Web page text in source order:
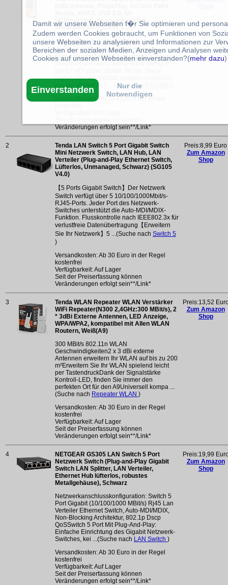
PC/Desktop/Laptop, unterstützt
Windows7/10/11/Linux 3.10+
【AX300 Wi-Fi 6 WLAN Stick】Unterstützt
die Wi-Fi 6-Technologie der nächsten
Generation mit einer Übertragungsrate von
eignet; Der WLANUSB-Adapter unterstützt
nur ein einzelnes F ...(Suche nach
Versandkosten: Ab 30 Euro in der Regel
Veränderungen erfolgt sein**/Link*
2
Tenda LAN Switch 5 Port Gigabit Switch
Mini Netzwerk Switch, LAN Hub, LAN
Verteiler (Plug-and-Play Ethernet Switch,
Lüfterlos, Unmanaged, Schwarz) (SG105
V4.0)
【5 Ports Gigabit Switch】Der Netzwerk
Switch verfügt über 5 10/100/1000Mbit/s-
RJ45-Ports. Jeder Port des Netzwerk-
Switches unterstützt die Auto-MDI/MDIX-
Funktion. Flusskontrolle nach IEEE802.3x für
verlustfreie Datenübertragung【Erweitern
Sie Ihr Netzwerk】5 ...(Suche nach Switch 5
)
Versandkosten: Ab 30 Euro in der Regel
kostenfrei
Verfügbarkeit: Auf Lager
Seit der Preiserfassung können
Veränderungen erfolgt sein**/Link*
Preis:8,99 Euro
Zum Amazon
Shop
3
Tenda WLAN Repeater WLAN Verstärker
WiFi Repeater(N300 2,4GHz:300 MBit/s), 2
* 3dBi Externe Antennen, LED Anzeige,
WPA/WPA2, kompatibel mit Allen WLAN
Routern, Weiß(A9)
300 MBit/s 802.11n WLAN
Geschwindigkeiten2 x 3 dBi externe
Antennen erweitern Ihr WLAN auf bis zu 200
m²Erweitern Sie Ihr WLAN spielend leicht
per TastendruckDank der Signalstärke
Kontroll-LED, finden Sie immer den
perfekten Ort für den A9Universell kompa ...
(Suche nach Repeater WLAN )
Versandkosten: Ab 30 Euro in der Regel
kostenfrei
Verfügbarkeit: Auf Lager
Seit der Preiserfassung können
Veränderungen erfolgt sein**/Link*
Preis:13,52
Zum Amazon
Shop
4
NETGEAR GS305 LAN Switch 5 Port
Netzwerk Switch (Plug-and-Play Gigabit
Switch LAN Splitter, LAN Verteiler,
Ethernet Hub lüfterlos, robustes
Metallgehäuse), Schwarz
Netzwerkanschlusskonfiguration: Switch 5
Port Gigabit (10/100/1000 MBit/s) Rj45 Lan
Verteiler Ethernet Switch, Auto-MDI/MDIX,
Non-Blocking Architektur, 802.1p Dscp
QoSSwitch 5 Port Mit Plug-And-Play:
Einfache Einrichtung des Gigabit Netzwerk-
Switches, kei ...(Suche nach LAN Switch )
Versandkosten: Ab 30 Euro in der Regel
kostenfrei
Verfügbarkeit: Auf Lager
Seit der Preiserfassung können
Veränderungen erfolgt sein**/Link*
Preis:19,99
Zum Amazon
Shop
Damit wir unsere Webseiten f�r Sie optimieren und
Zudem werden Cookies gebraucht, um Funktionen von
unsere Webseiten zu analysieren und Informationen zur
Bereichen der sozialen Medien, Anzeigen und Analysen
Cookies auf unseren Webseiten einverstanden?(mehr dazu)
Einverstanden
Nur die
Notwendigen